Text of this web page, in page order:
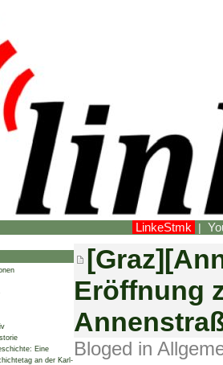
LinkeStmk |
Eine
an der Karl-
Eröffnung
Bloged in